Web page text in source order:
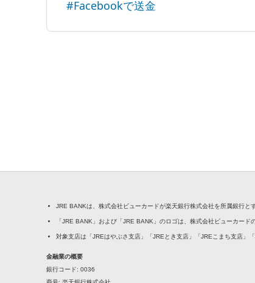
#Facebookで送金
JRE BANKは、株式会社ビューカードが楽天銀行株式会社を所属銀行と
「JRE BANK」および「JRE BANK」のロゴは、株式会社ビューカード
対象支店は「JREはやぶさ支店」「JREとき支店」「JREこまち支店」
金融業の概要
銀行コード
0036